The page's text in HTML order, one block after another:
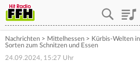
Nachrichten > Mittelhessen > Kürbis-Welten
Sorten zum Schnitzen und Essen
24.09.2024, 15:27 Uhr